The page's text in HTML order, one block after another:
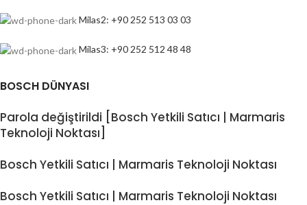
Milas2: +90 252 513 03 03
Milas3: +90 252 512 48 48
BOSCH DÜNYASI
Parola değiştirildi [Bosch Yetkili Satıcı | Marmaris
Teknoloji Noktası]
Bosch Yetkili Satıcı | Marmaris Teknoloji Noktası
Bosch Yetkili Satıcı | Marmaris Teknoloji Noktası